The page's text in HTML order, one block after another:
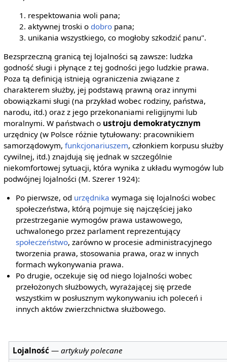
respektowania woli pana;
aktywnej troski o dobro pana;
unikania wszystkiego, co mogłoby szkodzić panu".
Bezsprzeczną granicą tej lojalności są zawsze: ludzka
godność sługi i płynące z tej godności jego ludzkie prawa.
Poza tą definicją istnieją ograniczenia związane z
charakterem służby, jej podstawą prawną oraz innymi
obowiązkami sługi (na przykład wobec rodziny, państwa,
narodu, itd.) oraz z jego przekonaniami religijnymi lub
moralnymi. W państwach o ustroju demokratycznym
urzędnicy (w Polsce różnie tytułowany: pracownikiem
samorządowym, funkcjonariuszem, członkiem korpusu służby
cywilnej, itd.) znajdują się jednak w szczególnie
niekomfortowej sytuacji, która wynika z układu wymogów lub
podwójnej lojalności (M. Szerer 1924):
Po pierwsze, od urzędnika wymaga się lojalności wobec
społeczeństwa, którą pojmuje się najczęściej jako
przestrzeganie wymogów prawa ustawowego,
uchwalonego przez parlament reprezentujący
społeczeństwo, zarówno w procesie administracyjnego
tworzenia prawa, stosowania prawa, oraz w innych
formach wykonywania prawa.
Po drugie, oczekuje się od niego lojalności wobec
przełożonych służbowych, wyrażającej się przede
wszystkim w posłusznym wykonywaniu ich poleceń i
innych aktów zwierzchnictwa służbowego.
Lojalność —artykuły polecane